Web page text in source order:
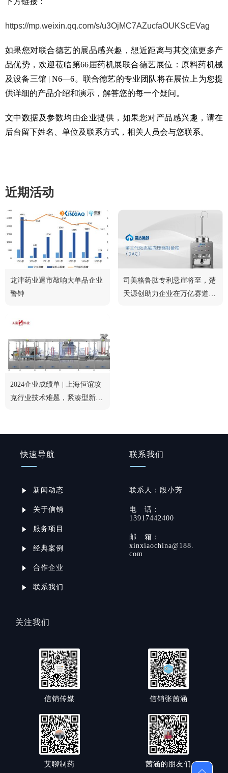
https://mp.weixin.qq.com/s/u3OjMC7AZucfaOUKScEVag
如果您对联合德艺的展品感兴趣，想近距离与其交流更多产
品优势，欢迎莅临第66届药机展联合德艺展位：原料药机械
及设备三馆 | N6—6。联合德艺的专业团队将在展位上为您提
供详细的产品介绍和演示，解答您的每一个疑问。
文中数据及参数均由企业提供，如果您对产品感兴趣，请在
后台留下姓名、单位及联系方式，相关人员会与您联系。
近期活动
龙津药业退市敲响大单品企业
警钟
司美格鲁肽专利悬崖将至，楚
天源创助力企业在万亿赛道中
2024企业成绩单 | 上海恒谊攻
克行业技术难题，紧凑型新品
快速导航
新闻动态
关于信销
服务项目
经典案例
合作企业
联系我们
联系我们
联系 人： 段小芳
电
话：
13917442400
邮
箱：
xinxiaochina@188.
com
关注我们
信销传媒 信销张茜涵
艾聊制药 茜涵的朋友们